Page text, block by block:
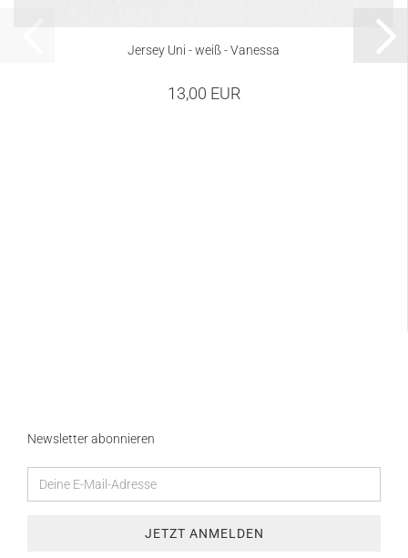
Jersey Uni - weiß - Vanessa
13,00 EUR
Newsletter abonnieren